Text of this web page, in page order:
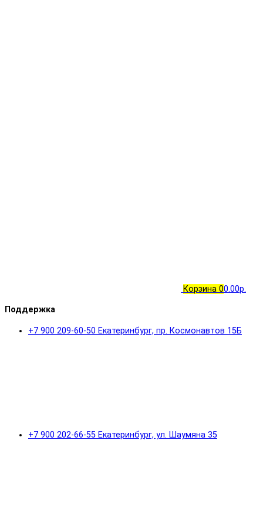
Корзина 00.00р.
Поддержка
+7 900 209-60-50 Екатеринбург, пр. Космонавтов 15Б
+7 900 202-66-55 Екатеринбург, ул. Шаумяна 35